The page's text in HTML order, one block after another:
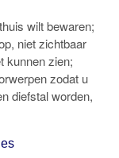
wilt bewaren;
niet zichtbaar
kunnen zien;
zodat u
diefstal worden,